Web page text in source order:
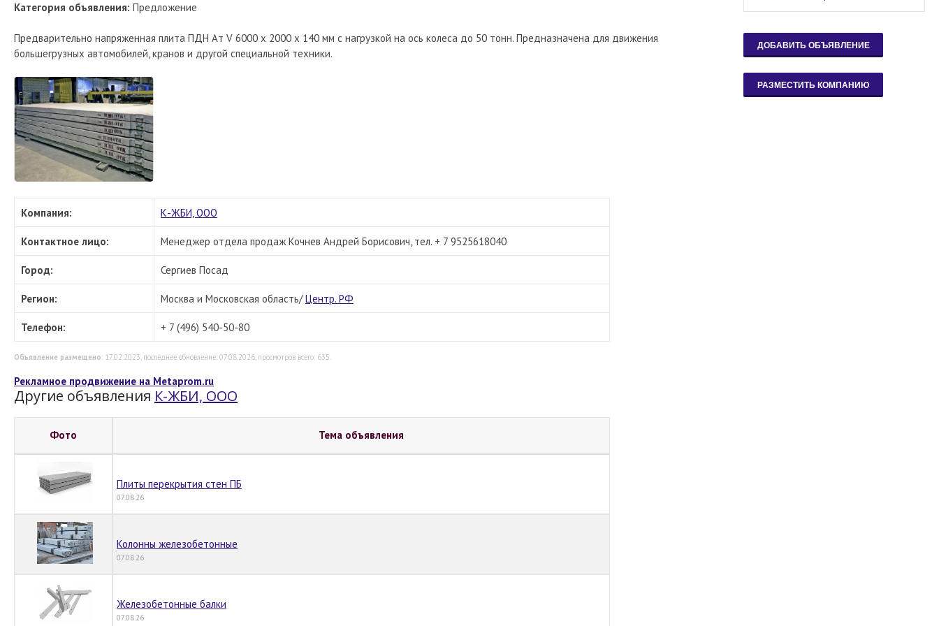
Категория объявления: Предложение
Предварительно напряженная плита ПДН Ат V 6000 х 2000 х 140 мм с нагрузкой на ось колеса до 50 тонн. Предназначена для движения
большегрузных автомобилей, кранов и другой специальной техники.
Компания: К-ЖБИ, ООО
Контактное лицо: Менеджер отдела продаж Кочнев Андрей Борисович, тел. + 7 9525618040
Город: Сергиев Посад
Регион: Москва и Московская область/Центр. РФ
Телефон: + 7 (496) 540-50-80
Объявление размещено: 17.02.2023, последнее обновление: 07.08.2026, просмотров всего: 635.
Рекламное продвижение на Metaprom.ru
Другие объявления К-ЖБИ, ООО
Фото Тема объявления
Плиты перекрытия стен ПБ
07.08.26
Колонны железобетонные
07.08.26
Железобетонные балки
07.08.26